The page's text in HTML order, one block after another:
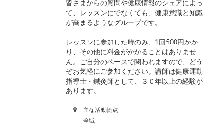
皆さまからの質問や健康情報のシェアによっ
て、レッスンにでなくても、健康意識と知識
が高まるようなグループです。
レッスンに参加した時のみ、1回500円かか
り、その他に料金がかかることはありませ
ん。ご自分のペースで関われますので、どう
ぞお気軽にご参加ください。講師は健康運動
指導士・鍼灸師として、３０年以上の経験が
あります。
主な活動拠点
全域